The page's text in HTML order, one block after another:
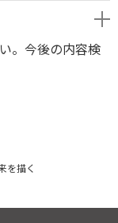
。今後の内容検
を描く